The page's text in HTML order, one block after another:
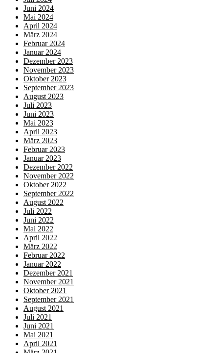
Juni 2024
Mai 2024
April 2024
März 2024
Februar 2024
Januar 2024
Dezember 2023
November 2023
Oktober 2023
September 2023
August 2023
Juli 2023
Juni 2023
Mai 2023
April 2023
März 2023
Februar 2023
Januar 2023
Dezember 2022
November 2022
Oktober 2022
September 2022
August 2022
Juli 2022
Juni 2022
Mai 2022
April 2022
März 2022
Februar 2022
Januar 2022
Dezember 2021
November 2021
Oktober 2021
September 2021
August 2021
Juli 2021
Juni 2021
Mai 2021
April 2021